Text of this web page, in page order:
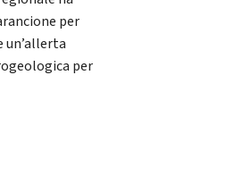
per
un’allerta
per